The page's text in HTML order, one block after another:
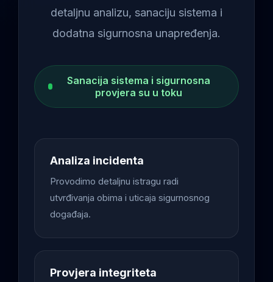
detaljnu analizu, sanaciju sistema i
dodatna sigurnosna unapređenja.
Sanacija sistema i sigurnosna
provjera su u toku
Analiza incidenta
Provodimo detaljnu istragu radi
utvrđivanja obima i uticaja sigurnosnog
događaja.
Provjera integriteta